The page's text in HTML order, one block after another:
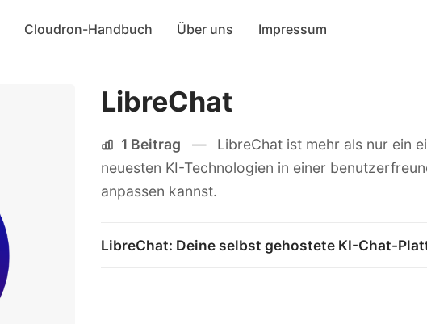
Cloudron-Handbuch Über uns Impressum
LibreChat
1 Beitrag —
LibreChat ist mehr als nur ein
neuesten KI-Technologien in einer
anpassen kannst.
LibreChat: Deine selbst gehostete KI-Chat-